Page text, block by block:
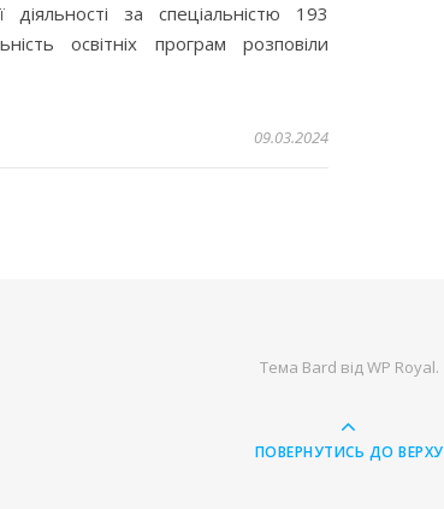
за спеціальністю 193
освітніх програм розповіли
09.03.2024
Тема Bard відWP Royal.
ПОВЕРНУТИСЬ ДО ВЕРХУ